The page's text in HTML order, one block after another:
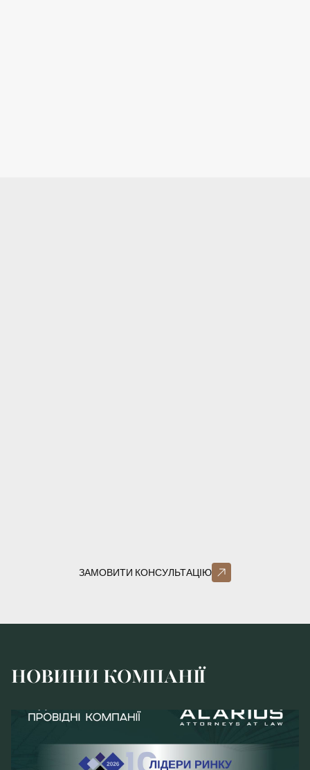
ЗАМОВИТИ КОНСУЛЬТАЦІЮ
НОВИНИ КОМПАНІЇ